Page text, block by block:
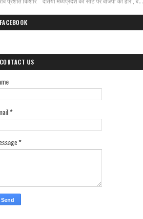
FACEBOOK
CONTACT US
*
*